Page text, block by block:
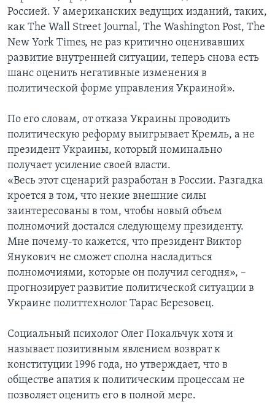
Россией. У американских ведущих изданий, таких,
как The Wall Street Journal, The Washington Post, The
New York Times, не раз критично оценивавших
развитие внутренней ситуации, теперь снова есть
шанс оценить негативные изменения в
политической форме управления Украиной».
По его словам, от отказа Украины проводить
политическую реформу выигрывает Кремль, а не
президент Украины, который номинально
получает усиление своей власти.
«Весь этот сценарий разработан в России. Разгадка
кроется в том, что некие внешние силы
заинтересованы в том, чтобы новый объем
полномочий достался следующему президенту.
Мне почему-то кажется, что президент Виктор
Янукович не сможет сполна насладиться
полномочиями, которые он получил сегодня», –
прогнозирует развитие политической ситуации в
Украине политтехнолог Тарас Березовец.
Социальный психолог Олег Покальчук хотя и
называет позитивным явлением возврат к
конституции 1996 года, но утверждает, что в
обществе апатия к политическим процессам не
позволяет оценить его в полной мере.